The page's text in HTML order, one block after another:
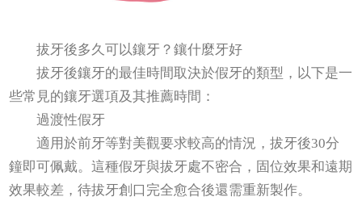
拔牙後多久可以鑲牙？鑲什麼牙好
拔牙後鑲牙的最佳時間取決於假牙的類型，以下是一
些常見的鑲牙選項及其推薦時間：
過渡性假牙
適用於前牙等對美觀要求較高的情況，拔牙後30分
鐘即可佩戴。這種假牙與拔牙處不密合，固位效果和遠期
效果較差，待拔牙創口完全愈合後還需重新製作。